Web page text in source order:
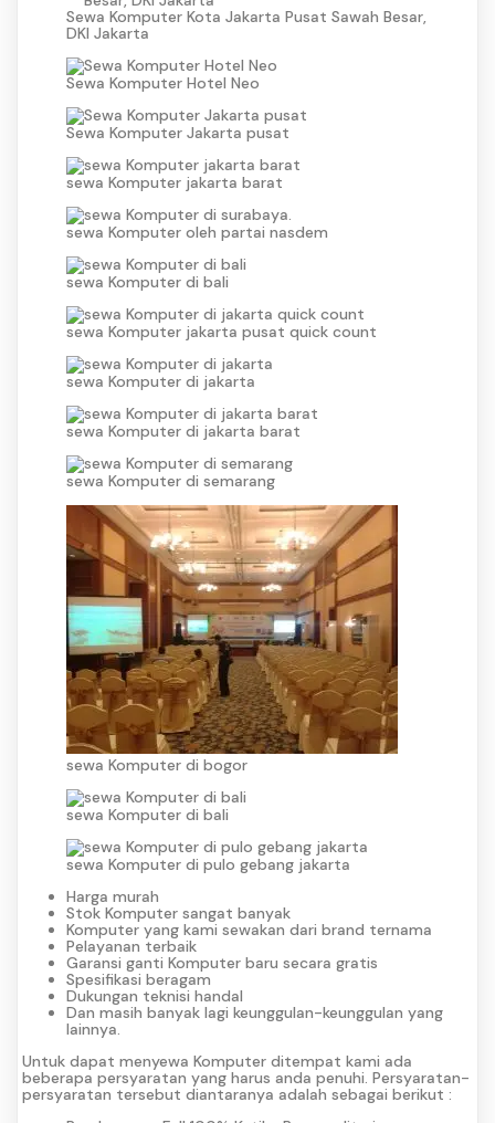
Sewa Komputer Kota Jakarta Pusat Sawah Besar,
DKI Jakarta
Sewa Komputer Hotel Neo
Sewa Komputer Jakarta pusat
sewa Komputer jakarta barat
sewa Komputer oleh partai nasdem
sewa Komputer di bali
sewa Komputer jakarta pusat quick count
sewa Komputer di jakarta
sewa Komputer di jakarta barat
sewa Komputer di semarang
sewa Komputer di bogor
sewa Komputer di bali
sewa Komputer di pulo gebang jakarta
Harga murah
Stok Komputer sangat banyak
Komputer yang kami sewakan dari brand ternama
Pelayanan terbaik
Garansi ganti Komputer baru secara gratis
Spesifikasi beragam
Dukungan teknisi handal
Dan masih banyak lagi keunggulan-keunggulan yang
lainnya.
Untuk dapat menyewa Komputer ditempat kami ada
beberapa persyaratan yang harus anda penuhi. Persyaratan-
persyaratan tersebut diantaranya adalah sebagai berikut :